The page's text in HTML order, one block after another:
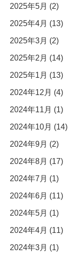
2025年5月 (2)
2025年4月 (13)
2025年3月 (2)
2025年2月 (14)
2025年1月 (13)
2024年12月 (4)
2024年11月 (1)
2024年10月 (14)
2024年9月 (2)
2024年8月 (17)
2024年7月 (1)
2024年6月 (11)
2024年5月 (1)
2024年4月 (11)
2024年3月 (1)